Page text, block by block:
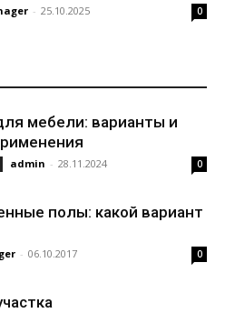
- 25.10.2025 0
мебели: варианты и
admin - 28.11.2024 0
полы: какой вариант
- 06.10.2017 0